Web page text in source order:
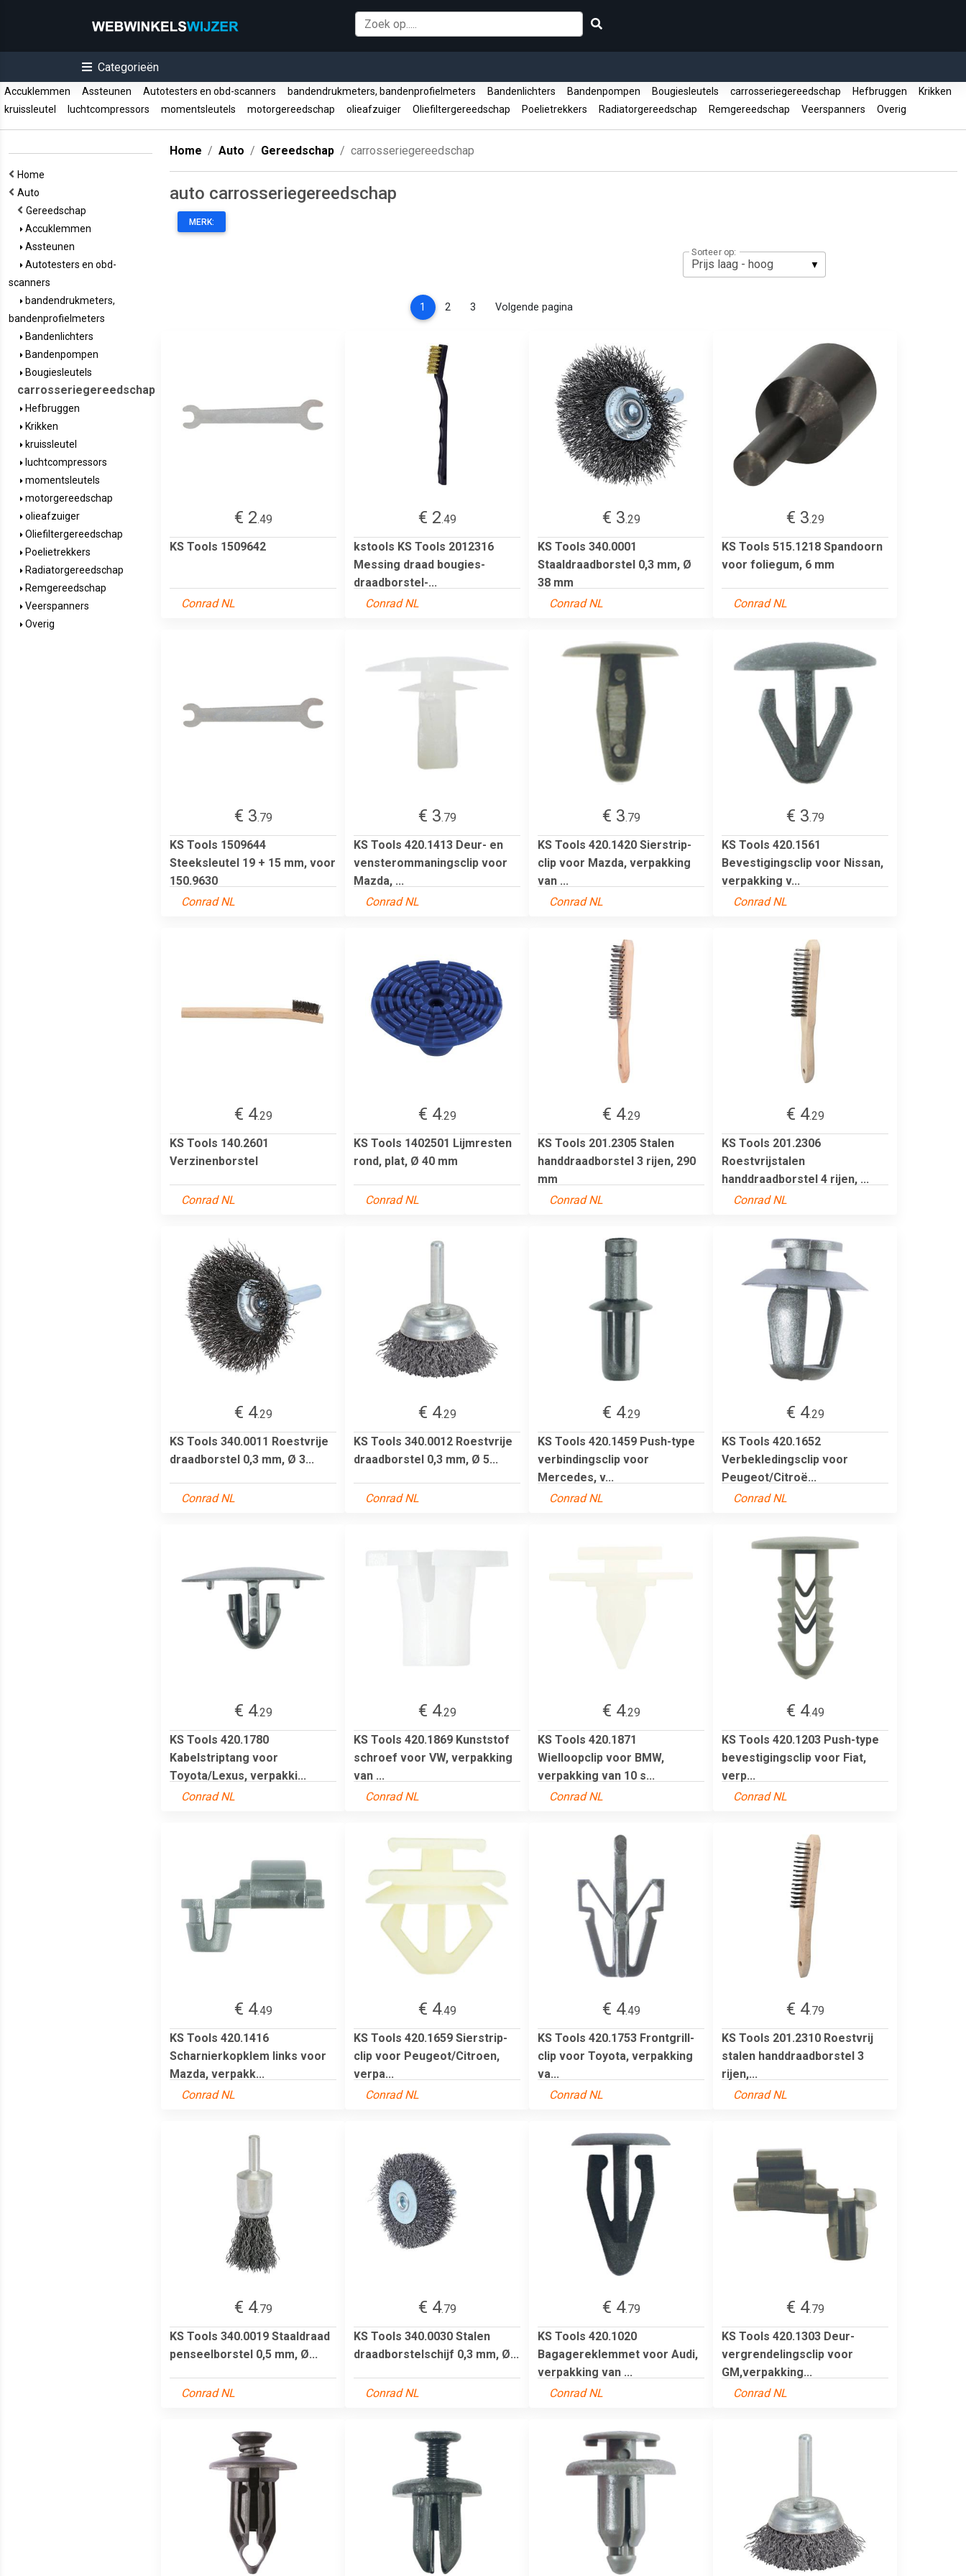
Categorieën
Accuklemmen Assteunen Autotesters en obd-scanners bandendrukmeters, bandenprofielmeters Bandenlichters Bandenpompen Bougiesleutels carrosseriegereedschap Hefbruggen
Krikken
kruissleutel
luchtcompressors momentsleutels motorgereedschap olieafzuiger Oliefiltergereedschap Poelietrekkers Radiatorgereedschap Remgereedschap Veerspanners Overig
Home
Auto
Gereedschap
Accuklemmen
Assteunen
Autotesters en obd-
scanners
bandendrukmeters,
bandenprofielmeters
Bandenlichters
Bandenpompen
Bougiesleutels
carrosseriegereedschap
Hefbruggen
Krikken
kruissleutel
luchtcompressors
momentsleutels
motorgereedschap
olieafzuiger
Oliefiltergereedschap
Poelietrekkers
Radiatorgereedschap
Remgereedschap
Veerspanners
Overig
Home Auto Gereedschap carrosseriegereedschap
auto carrosseriegereedschap
MERK:
Sorteer op:
1 (current)
2 3 Volgende pagina
€ 2.49
KS Tools 1509642
Conrad NL
€ 2.49
kstools KS Tools 2012316
Messing draad bougies-
draadborstel-...
Conrad NL
€ 3.29
KS Tools 340.0001
Staaldraadborstel 0,3 mm, Ø
38 mm
Conrad NL
€ 3.29
KS Tools 515.1218 Spandoorn
voor foliegum, 6 mm
Conrad NL
€ 3.79
KS Tools 1509644
Steeksleutel 19 + 15 mm, voor
150.9630
Conrad NL
€ 3.79
KS Tools 420.1413 Deur- en
vensterommaningsclip voor
Mazda, ...
Conrad NL
€ 3.79
KS Tools 420.1420 Sierstrip-
clip voor Mazda, verpakking
van ...
Conrad NL
€ 3.79
KS Tools 420.1561
Bevestigingsclip voor Nissan,
verpakking v...
Conrad NL
€ 4.29
KS Tools 140.2601
Verzinenborstel
Conrad NL
€ 4.29
KS Tools 1402501 Lijmresten
rond, plat, Ø 40 mm
Conrad NL
€ 4.29
KS Tools 201.2305 Stalen
handdraadborstel 3 rijen, 290
mm
Conrad NL
€ 4.29
KS Tools 201.2306
Roestvrijstalen
handdraadborstel 4 rijen, ...
Conrad NL
€ 4.29
KS Tools 340.0011 Roestvrije
draadborstel 0,3 mm, Ø 3...
Conrad NL
€ 4.29
KS Tools 340.0012 Roestvrije
draadborstel 0,3 mm, Ø 5...
Conrad NL
€ 4.29
KS Tools 420.1459 Push-type
verbindingsclip voor
Mercedes, v...
Conrad NL
€ 4.29
KS Tools 420.1652
Verbekledingsclip voor
Peugeot/Citroë...
Conrad NL
€ 4.29
KS Tools 420.1780
Kabelstriptang voor
Toyota/Lexus, verpakki...
Conrad NL
€ 4.29
KS Tools 420.1869 Kunststof
schroef voor VW, verpakking
van ...
Conrad NL
€ 4.29
KS Tools 420.1871
Wielloopclip voor BMW,
verpakking van 10 s...
Conrad NL
€ 4.49
KS Tools 420.1203 Push-type
bevestigingsclip voor Fiat,
verp...
Conrad NL
€ 4.49
KS Tools 420.1416
Scharnierkopklem links voor
Mazda, verpakk...
Conrad NL
€ 4.49
KS Tools 420.1659 Sierstrip-
clip voor Peugeot/Citroen,
verpa...
Conrad NL
€ 4.49
KS Tools 420.1753 Frontgrill-
clip voor Toyota, verpakking
va...
Conrad NL
€ 4.79
KS Tools 201.2310 Roestvrij
stalen handdraadborstel 3
rijen,...
Conrad NL
€ 4.79
KS Tools 340.0019 Staaldraad
penseelborstel 0,5 mm, Ø...
Conrad NL
€ 4.79
KS Tools 340.0030 Stalen
draadborstelschijf 0,3 mm, Ø...
Conrad NL
€ 4.79
KS Tools 420.1020
Bagagereklemmet voor Audi,
verpakking van ...
Conrad NL
€ 4.79
KS Tools 420.1303 Deur-
vergrendelingsclip voor
GM,verpakking...
Conrad NL